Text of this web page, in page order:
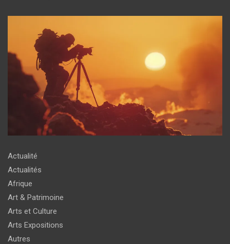
Actualité
Actualités
Afrique
Art & Patrimoine
Arts et Culture
Arts Expositions
Autres